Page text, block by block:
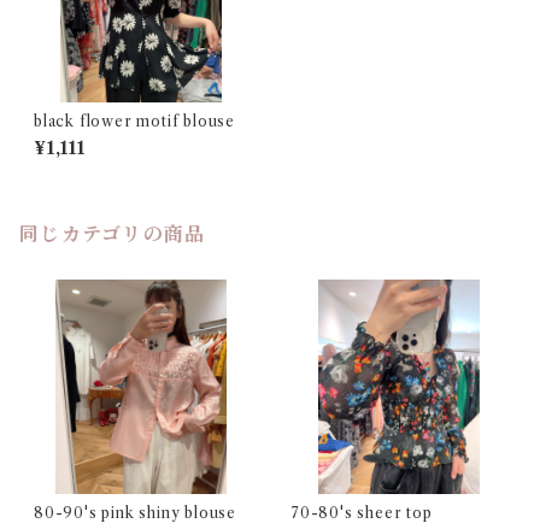
black flower motif blouse
¥1,111
同じカテゴリの商品
80-90's pink shiny blouse 70-80's sheer top